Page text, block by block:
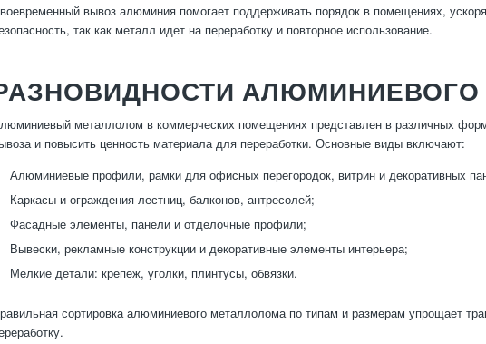
вывоз алюминия помогает поддерживать порядок в помещениях,
так как металл идет на переработку и повторное использование.
металлолом в коммерческих помещениях представлен в различных
и повысить ценность материала для переработки. Основные виды включают:
Алюминиевые профили, рамки для офисных перегородок, витрин и декоративных
Каркасы и ограждения лестниц, балконов, антресолей;
Фасадные элементы, панели и отделочные профили;
Вывески, рекламные конструкции и декоративные элементы интерьера;
Мелкие детали: крепеж, уголки, плинтусы, обвязки.
сортировка алюминиевого металлолома по типам и размерам упрощает